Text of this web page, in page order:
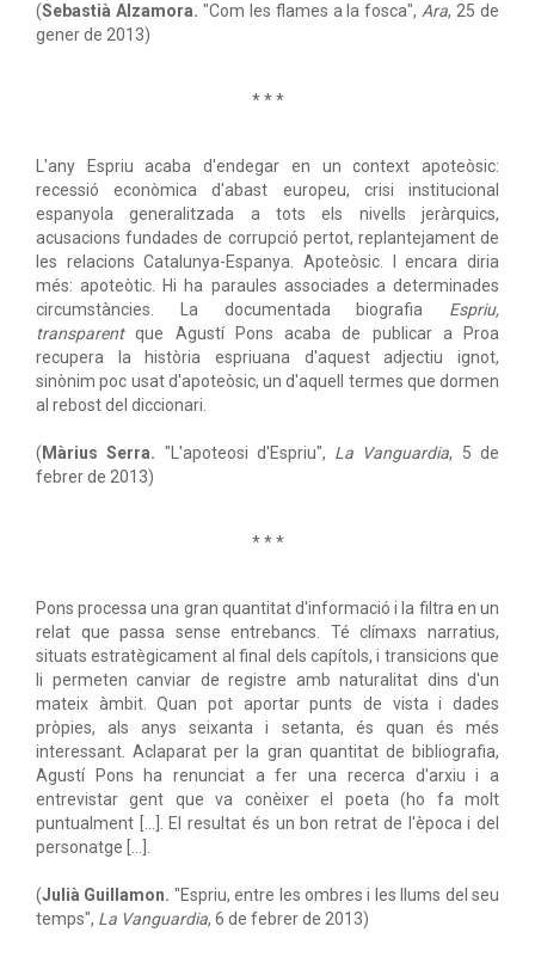
(Sebastià Alzamora. "Com les flames a la fosca", Ara, 25 de
gener de 2013)
* * *
L'any Espriu acaba d'endegar en un context apoteòsic:
recessió econòmica d'abast europeu, crisi institucional
espanyola generalitzada a tots els nivells jeràrquics,
acusacions fundades de corrupció pertot, replantejament de
les relacions Catalunya-Espanya. Apoteòsic. I encara diria
més: apoteòtic. Hi ha paraules associades a determinades
circumstàncies. La documentada biografia Espriu,
transparentque Agustí Pons acaba de publicar a Proa
recupera la història espriuana d'aquest adjectiu ignot,
sinònim poc usat d'apoteòsic, un d'aquell termes que dormen
al rebost del diccionari.
( Màrius Serra. "L'apoteosi d'Espriu", La Vanguardia, 5 de
febrer de 2013)
* * *
Pons processa una gran quantitat d'informació i la filtra en un
relat que passa sense entrebancs. Té clímaxs narratius,
situats estratègicament al final dels capítols, i transicions que
li permeten canviar de registre amb naturalitat dins d'un
mateix àmbit. Quan pot aportar punts de vista i dades
pròpies, als anys seixanta i setanta, és quan és més
interessant. Aclaparat per la gran quantitat de bibliografia,
Agustí Pons ha renunciat a fer una recerca d'arxiu i a
entrevistar gent que va conèixer el poeta (ho fa molt
puntualment […]. El resultat és un bon retrat de l'època i del
personatge […].
(Julià Guillamon. "Espriu, entre les ombres i les llums del seu
temps", La Vanguardia, 6 de febrer de 2013)